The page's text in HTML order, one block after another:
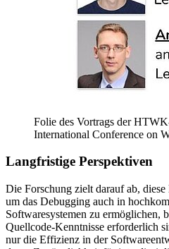
Folie des Vortrags der
International Conference on
Langfristige Perspektiven
Die Forschung zielt darauf ab,
um das Debugging auch in
Softwaresystemen zu ermöglichen,
Quellcode-Kenntnisse erforderlich
nur die Effizienz in der